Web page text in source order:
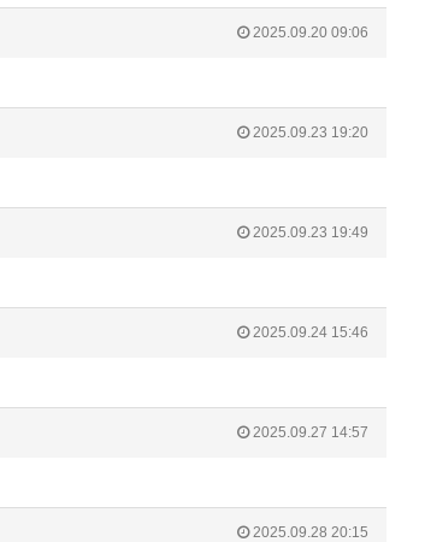
2025.09.20 09:06
2025.09.23 19:20
2025.09.23 19:49
2025.09.24 15:46
2025.09.27 14:57
2025.09.28 20:15